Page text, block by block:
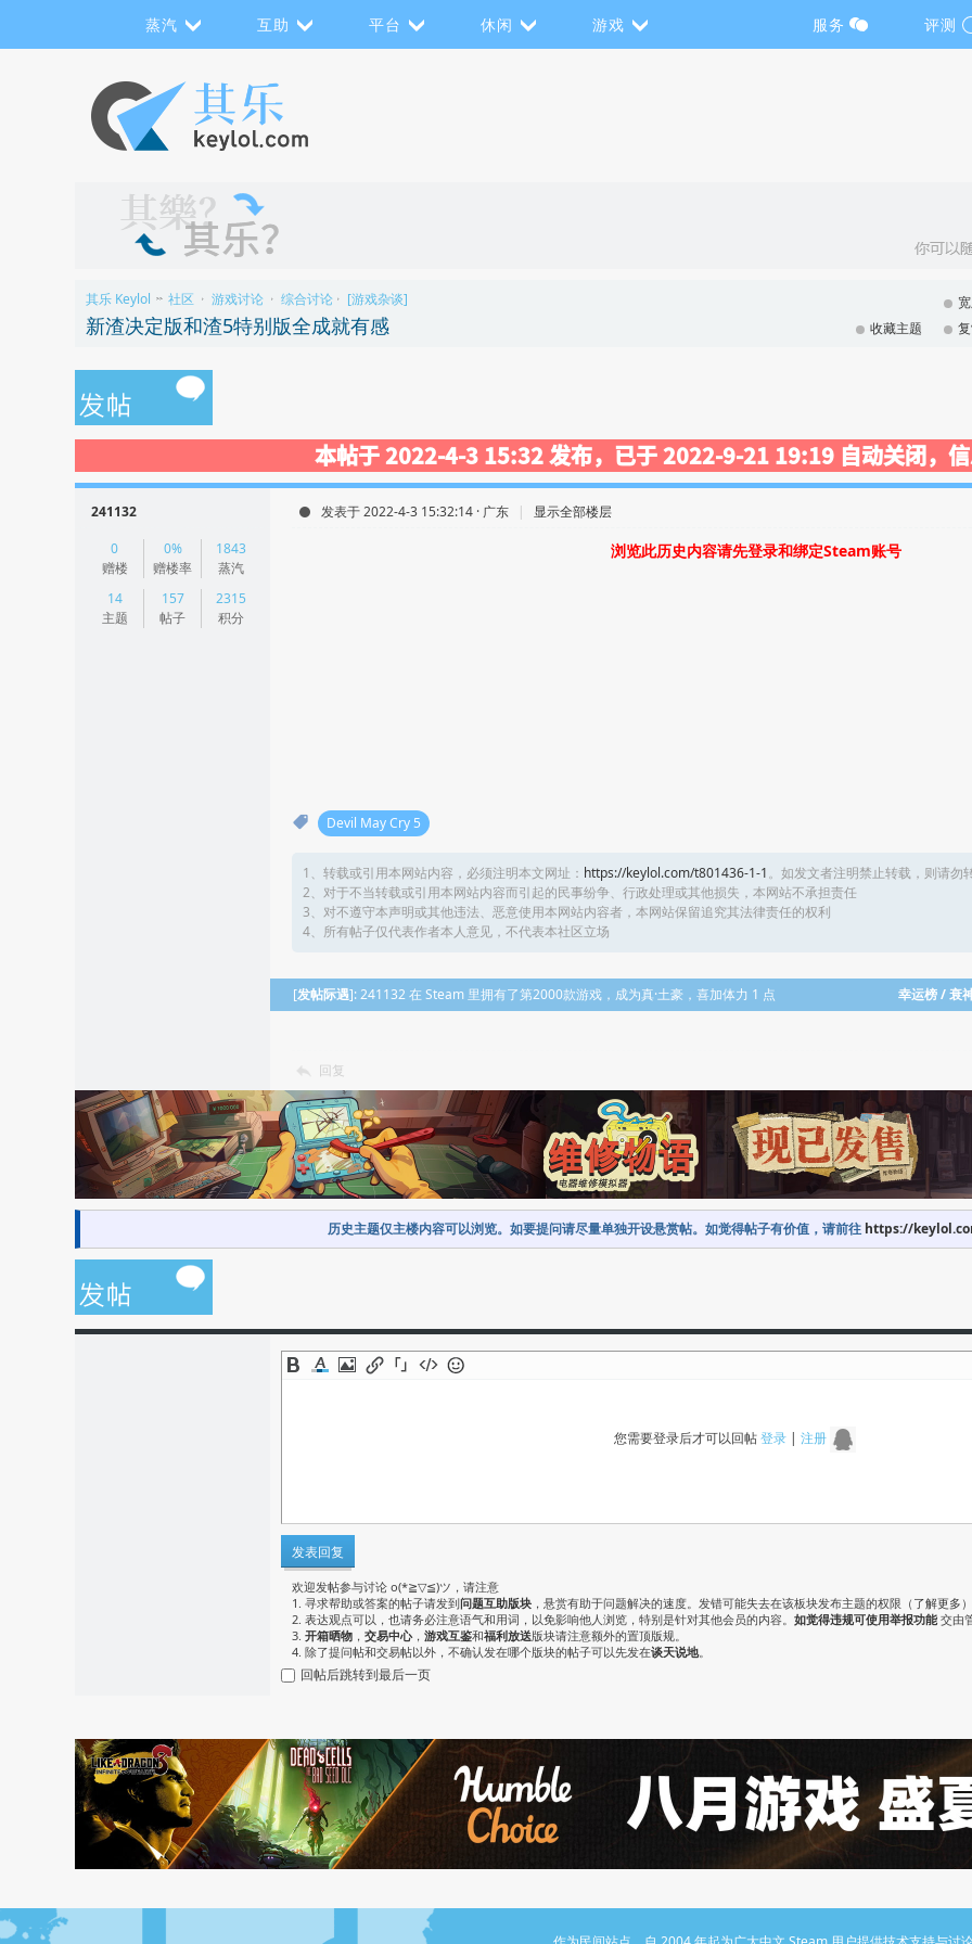
蒸汽 互助 平台 休闲 游戏 服务 评测
其乐 Keylol >> 社区 › 游戏讨论 › 综合讨论 › [游戏杂谈]
新渣决定版和渣5特别版全成就有感
收藏主题
本帖于 2022-4-3 15:32 发布，已于 2022-9-21 19:19 自动关闭，
241132
0
赠楼
0%
赠楼率
1843
蒸汽
14
主题
157
帖子
2315
积分
发表于 2022-4-3 15:32:14 · 广东 |
显示全部楼层
浏览此历史内容请先登录和绑定Steam账号
Devil May Cry 5
1、转载或引用本网站内容，必须注明本文网址： https://keylol.com/t801436-1-1。如发文者注明禁止转载，则请勿
2、对于不当转载或引用本网站内容而引起的民事纷争、行政处理或其他损失，本网站不承担责任
3、对不遵守本声明或其他违法、恶意使用本网站内容者，本网站保留追究其法律责任的权利
4、所有帖子仅代表作者本人意见，不代表本社区立场
[发帖际遇]: 241132 在 Steam 里拥有了第2000款游戏，成为真·土豪，喜加体力 1 点 幸运榜 / 衰
回复
历史主题仅主楼内容可以浏览。如要提问请尽量单独开设悬赏帖。如觉得帖子有价值，请前往 https://
您需要登录后才可以回帖登录| 注册
发表回复
欢迎发帖参与讨论 o(*≧▽≦)ツ，请注意
1. 寻求帮助或答案的帖子请发到问题互助版块 ，悬赏有助于问题解决的速度。发错可能失去在该板块发布主题的权限（ 了解更多 ）
2. 表达观点可以，也请务必注意语气和用词，以免影响他人浏览，特别是针对其他会员的内容。 如觉得违规可使用举报功能 交由
3. 开箱晒物 ， 交易中心， 游戏互鉴和福利放送版块请注意额外的置顶版规。
4. 除了提问帖和交易帖以外，不确认发在哪个版块的帖子可以先发在谈天说地。
回帖后跳转到最后一页